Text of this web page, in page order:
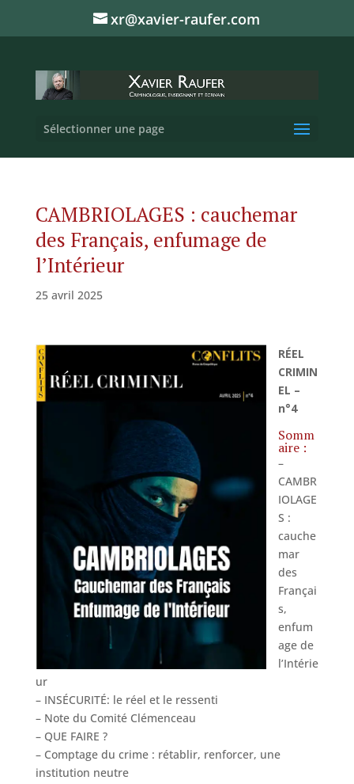
xr@xavier-raufer.com
Sélectionner une page
CAMBRIOLAGES : cauchemar
des Français, enfumage de
l’Intérieur
25 avril 2025
RÉEL
CRIMIN
EL –
n°4
Somm
aire :
–
CAMBR
IOLAGE
S :
cauche
mar
des
Françai
s,
enfum
age de
l’Intérie
ur
– INSÉCURITÉ: le réel et le ressenti
– Note du Comité Clémenceau
– QUE FAIRE ?
– Comptage du crime : rétablir, renforcer, une
institution neutre